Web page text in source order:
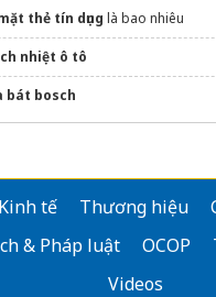
thẻ tín dụng là bao nhiêu
nhiệt ô tô
bát bosch
Kinh tế Thương hiệu
& Pháp luật
OCOP
Videos